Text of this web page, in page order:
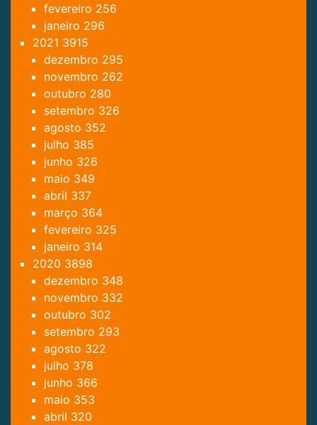
fevereiro 256
janeiro 296
2021 3915
dezembro 295
novembro 262
outubro 280
setembro 326
agosto 352
julho 385
junho 326
maio 349
abril 337
março 364
fevereiro 325
janeiro 314
2020 3898
dezembro 348
novembro 332
outubro 302
setembro 293
agosto 322
julho 378
junho 366
maio 353
abril 320